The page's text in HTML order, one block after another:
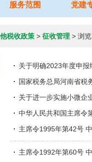
服务范围 党建
税收政策 > 征收管理 > 浏览
关于明确2023年度申报
国家税务总局河南省税
关于进一步实施小微企
中华人民共和国主席令
主席令1995年第42号
主席令1992年第60号